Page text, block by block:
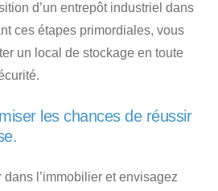
d’un entrepôt industriel dans
ces étapes primordiales, vous
un local de stockage en toute
.
les chances de réussir
dans l’immobilier et envisagez